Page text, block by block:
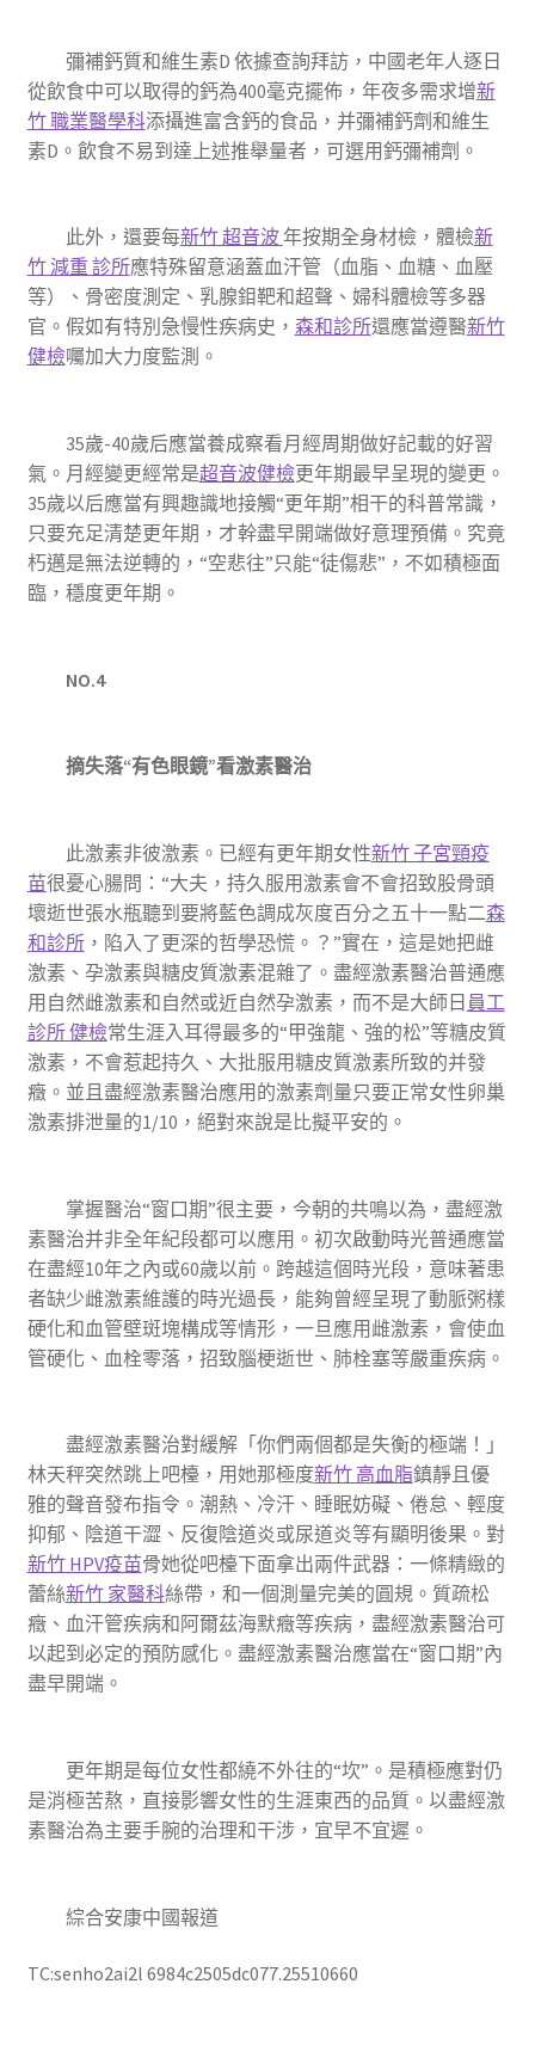
彌補鈣質和維生素D 依據查詢拜訪，中國老年人逐日
從飲食中可以取得的鈣為400毫克擺佈，年夜多需求增新
竹 職業醫學科添攝進富含鈣的食品，并彌補鈣劑和維生
素D。飲食不易到達上述推舉量者，可選用鈣彌補劑。
此外，還要每新竹 超音波年按期全身材檢，體檢新
竹 減重 診所應特殊留意涵蓋血汗管（血脂、血糖、血壓
等）、骨密度測定、乳腺鉬靶和超聲、婦科體檢等多器
官。假如有特別急慢性疾病史， 森和診所還應當遵醫新竹
健檢囑加大力度監測。
35歲-40歲后應當養成察看月經周期做好記載的好習
氣。月經變更經常是超音波健檢更年期最早呈現的變更。
35歲以后應當有興趣識地接觸“更年期”相干的科普常識，
只要充足清楚更年期，才幹盡早開端做好意理預備。究竟
朽邁是無法逆轉的，“空悲往”只能“徒傷悲”，不如積極面
臨，穩度更年期。
NO.4
摘失落“有色眼鏡”看激素醫治
此激素非彼激素。已經有更年期女性新竹 子宮頸疫
苗很憂心腸問：“大夫，持久服用激素會不會招致股骨頭
壞逝世張水瓶聽到要將藍色調成灰度百分之五十一點二森
和診所，陷入了更深的哲學恐慌。？”實在，這是她把雌
激素、孕激素與糖皮質激素混雜了。盡經激素醫治普通應
用自然雌激素和自然或近自然孕激素，而不是大師日 員工
診所 健檢常生涯入耳得最多的“甲強龍、強的松”等糖皮質
激素，不會惹起持久、大批服用糖皮質激素所致的并發
癥。並且盡經激素醫治應用的激素劑量只要正常女性卵巢
激素排泄量的1/10，絕對來說是比擬平安的。
掌握醫治“窗口期”很主要，今朝的共鳴以為，盡經激
素醫治并非全年紀段都可以應用。初次啟動時光普通應當
在盡經10年之內或60歲以前。跨越這個時光段，意味著患
者缺少雌激素維護的時光過長，能夠曾經呈現了動脈粥樣
硬化和血管壁斑塊構成等情形，一旦應用雌激素，會使血
管硬化、血栓零落，招致腦梗逝世、肺栓塞等嚴重疾病。
盡經激素醫治對緩解「你們兩個都是失衡的極端！」
林天秤突然跳上吧檯，用她那極度新竹 高血脂鎮靜且優
雅的聲音發布指令。潮熱、冷汗、睡眠妨礙、倦怠、輕度
抑郁、陰道干澀、反復陰道炎或尿道炎等有顯明後果。對
新竹 HPV疫苗骨她從吧檯下面拿出兩件武器：一條精緻的
蕾絲新竹 家醫科絲帶，和一個測量完美的圓規。質疏松
癥、血汗管疾病和阿爾茲海默癥等疾病，盡經激素醫治可
以起到必定的預防感化。盡經激素醫治應當在“窗口期”內
盡早開端。
更年期是每位女性都繞不外往的“坎”。是積極應對仍
是消極苦熬，直接影響女性的生涯東西的品質。以盡經激
素醫治為主要手腕的治理和干涉，宜早不宜遲。
綜合安康中國報道
TC:senho2ai2l 6984c2505dc077.25510660